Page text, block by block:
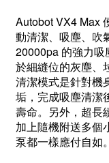
Autobot VX4 Max
動清潔、吸塵、吹
20000pa 的強力
於細縫位的灰塵、
清潔模式是針對機
垢，完成吸塵清潔
壽命。另外，超長
加上隨機附送多個
泵都一樣應付自如。